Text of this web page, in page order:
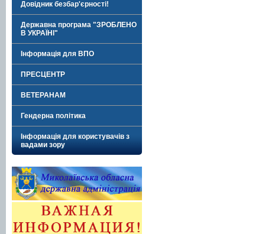
Довідник безбар'єрності!
Державна програма "ЗРОБЛЕНО
В УКРАЇНІ"
Інформація для ВПО
ПРЕСЦЕНТР
ВЕТЕРАНАМ
Гендерна політика
Інформація для користувачів з
вадами зору